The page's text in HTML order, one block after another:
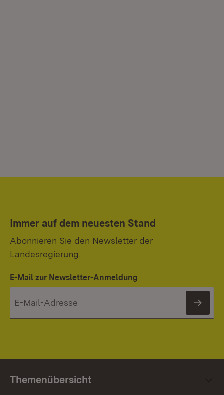
Immer auf dem neuesten Stand
Abonnieren Sie den Newsletter der
Landesregierung.
E-Mail zur Newsletter-Anmeldung
Themenübersicht